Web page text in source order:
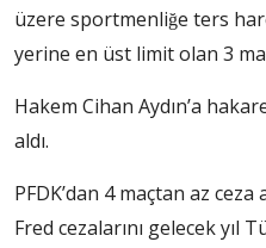
üzere sportmenliğe ters
yerine en üst limit olan 3
Hakem Cihan Aydın’a
aldı.
PFDK’dan 4 maçtan az
Fred cezalarını gelecek yıl